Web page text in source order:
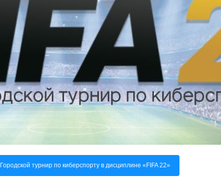
Городской турнир по киберспорту в дисциплине «FIFA 22»